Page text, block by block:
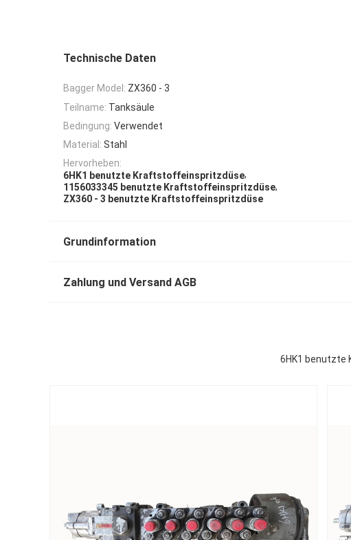
Technische Daten
Bagger Model: ZX360 - 3
Teilname: Tanksäule
Bedingung: Verwendet
Material: Stahl
Hervorheben:
6HK1 benutzte Kraftstoffeinspritzdüse,
1156033345 benutzte Kraftstoffeinspritzdüse,
ZX360 - 3 benutzte Kraftstoffeinspritzdüse
Grundinformation
Zahlung und Versand AGB
6HK1 benutzte